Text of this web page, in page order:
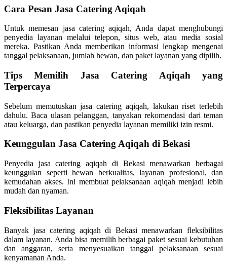
Cara Pesan Jasa Catering Aqiqah
Untuk memesan jasa catering aqiqah, Anda dapat menghubungi
penyedia layanan melalui telepon, situs web, atau media sosial
mereka. Pastikan Anda memberikan informasi lengkap mengenai
tanggal pelaksanaan, jumlah hewan, dan paket layanan yang dipilih.
Tips Memilih Jasa Catering Aqiqah yang
Terpercaya
Sebelum memutuskan jasa catering aqiqah, lakukan riset terlebih
dahulu. Baca ulasan pelanggan, tanyakan rekomendasi dari teman
atau keluarga, dan pastikan penyedia layanan memiliki izin resmi.
Keunggulan Jasa Catering Aqiqah di Bekasi
Penyedia jasa catering aqiqah di Bekasi menawarkan berbagai
keunggulan seperti hewan berkualitas, layanan profesional, dan
kemudahan akses. Ini membuat pelaksanaan aqiqah menjadi lebih
mudah dan nyaman.
Fleksibilitas Layanan
Banyak jasa catering aqiqah di Bekasi menawarkan fleksibilitas
dalam layanan. Anda bisa memilih berbagai paket sesuai kebutuhan
dan anggaran, serta menyesuaikan tanggal pelaksanaan sesuai
kenyamanan Anda.